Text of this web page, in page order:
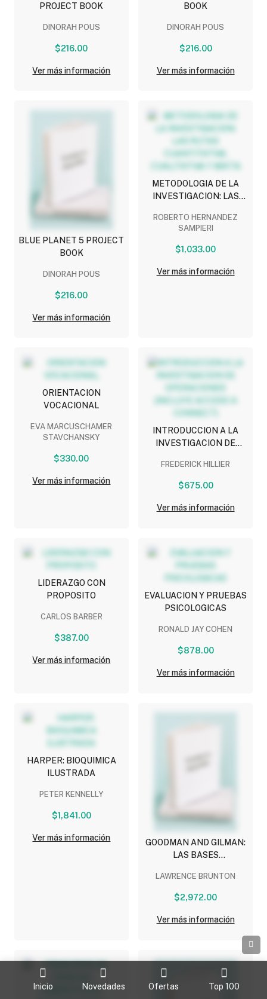
Inicio Novedades Ofertas Top 100
PROJECT BOOK
DINORAH POUS
$216.00
Ver más información
BOOK
DINORAH POUS
$216.00
Ver más información
BLUE PLANET 5 PROJECT
BOOK
DINORAH POUS
$216.00
Ver más información
METODOLOGIA DE LA
INVESTIGACION: LAS
CUALITATIVA Y MIXTA
ROBERTO HERNANDEZ
SAMPIERI
$1,033.00
Ver más información
ORIENTACION
VOCACIONAL
EVA MARCUSCHAMER
STAVCHANSKY
$330.00
Ver más información
INTRODUCCION A LA
INVESTIGACION DE
ACCESO A CONNECT)
FREDERICK HILLIER
$675.00
Ver más información
LIDERAZGO CON
PROPOSITO
CARLOS BARBER
$387.00
Ver más información
EVALUACION Y PRUEBAS
PSICOLOGICAS
RONALD JAY COHEN
$878.00
Ver más información
HARPER: BIOQUIMICA
ILUSTRADA
PETER KENNELLY
$1,841.00
Ver más información
GOODMAN AND GILMAN:
LAS BASES
TERAPEUTICA
LAWRENCE BRUNTON
$2,972.00
Ver más información